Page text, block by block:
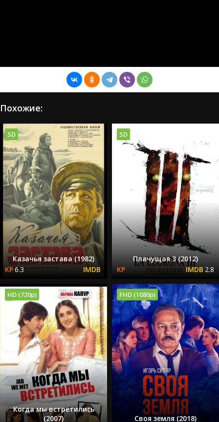
Похожие:
SD
Казачья застава (1982)
6.3
SD
Плачущая 3 (2012)
2.8
HD (720p)
Когда мы встретились
(2007)
FHD (1080p)
Своя земля (2018)